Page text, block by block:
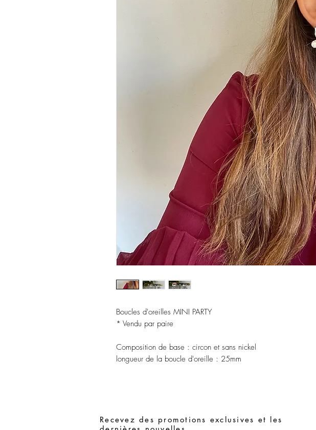
Boucles d'oreilles MINI PARTY
* Vendu par paire
Composition de base : circon et sans nickel
longueur de la boucle d'oreille : 25mm
Recevez des promotions exclusives et les